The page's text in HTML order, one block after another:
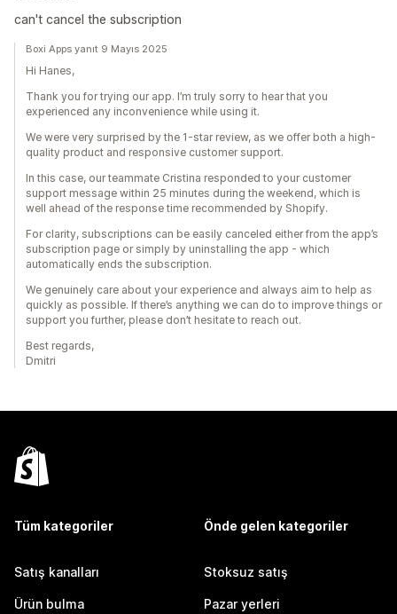
can't cancel the subscription
Boxi Apps yanıt 9 Mayıs 2025
Hi Hanes,
Thank you for trying our app. I’m truly sorry to hear that you
experienced any inconvenience while using it.
We were very surprised by the 1-star review, as we offer both a high-
quality product and responsive customer support.
In this case, our teammate Cristina responded to your customer
support message within 25 minutes during the weekend, which is
well ahead of the response time recommended by Shopify.
For clarity, subscriptions can be easily canceled either from the app’s
subscription page or simply by uninstalling the app - which
automatically ends the subscription.
We genuinely care about your experience and always aim to help as
quickly as possible. If there’s anything we can do to improve things or
support you further, please don’t hesitate to reach out.
Best regards,
Dmitri
Tüm kategoriler
Satış kanalları
Ürün bulma
Önde gelen kategoriler
Stoksuz satış
Pazar yerleri